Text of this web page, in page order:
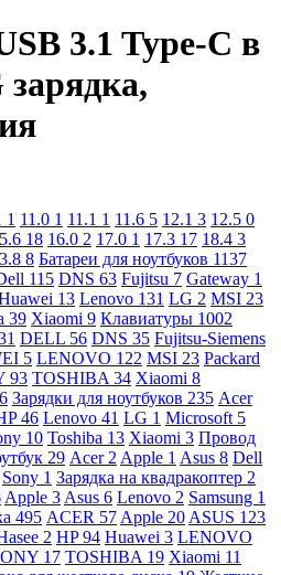
3.1 Type-C в
1 11.0 1 11.1 1 11.6 5 12.1 3 12.5 0
18 16.0 2 17.0 1 17.3 17 18.4 3
8 Батареи для ноутбуков 1137
115 DNS 63 Fujitsu 7 Gateway 1
13 Lenovo 131 LG 2 MSI 23
39 Xiaomi 9 Клавиатуры 1002
DELL 56 DNS 35 Fujitsu-Siemens
5 LENOVO 122 MSI 23 Packard
93 TOSHIBA 34 Xiaomi 8
6 Зарядки для ноутбуков 235 Acer
46 Lenovo 41 LG 1 Microsoft 5
10 Toshiba 13 Xiaomi 3 Провод
29 Acer 2 Apple 1 Asus 8 Dell
Sony 1 Зарядка на квадракоптер 2
Apple 3 Asus 6 Lenovo 2 Samsung 1
495 ACER 57 Apple 20 ASUS 123
2 HP94 Huawei 3 LENOVO
17 TOSHIBA 19 Xiaomi 11